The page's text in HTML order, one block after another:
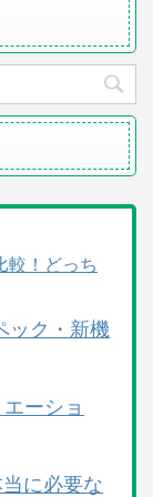
較！どっち
ック・新機
ーショ
に必要な